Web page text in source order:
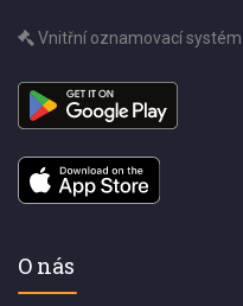
Vnitřní oznamovací systém
O nás